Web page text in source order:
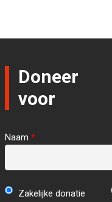
Doneer
voor
Naam*
Zakelijke donatie